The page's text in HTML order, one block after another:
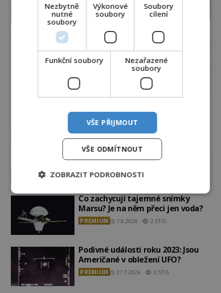
Vesmír a technologie
Co zachycují tajemné snímky
Marsu? Je na něm přeci jen voda?
PREMIUM 7.8.2026 2.5TIS
Podivné události roku 2023: Jsou
Američané v obležení UFO?
PREMIUM 27.7.2026 3.5TIS
Nezbytně
nutné
soubory
Výkonové
soubory
Soubory
cílení
Funkční soubory
Nezařazené
soubory
VŠE PŘIJMOUT
VŠE ODMÍTNOUT
ZOBRAZIT PODROBNOSTI